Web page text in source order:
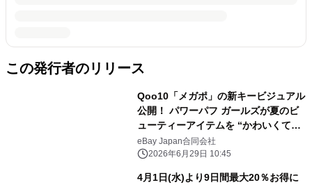
この発行者のリリース
Qoo10「メガポ」の新キービジュアル
公開！ パワーパフ ガールズが夏のビ
ューティーアイテムを “かわいくて最
強”に楽しむ メガポ期間：2026年7
月1日(水)～7月9日(木)
eBay Japan合同会社
2026年6月29日 10:45
4月1日(水)より9日間最大20％お得に